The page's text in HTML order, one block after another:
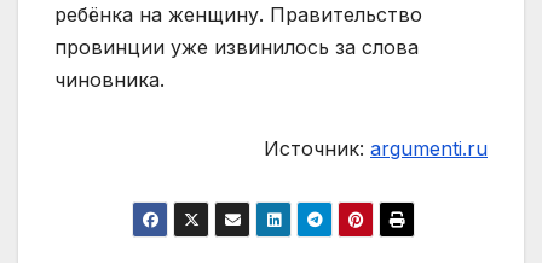
ребёнка на женщину. Правительство
провинции уже извинилось за слова
чиновника.
Источник: argumenti.ru